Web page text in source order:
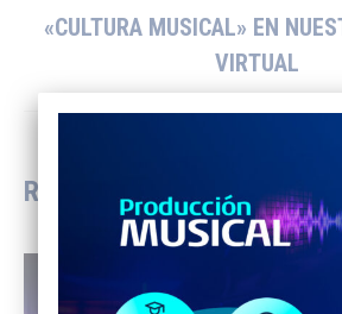
post:
«CULTURA MUSICAL» EN
VIRTUAL
RELACIONADAS
24 de junio de 2026